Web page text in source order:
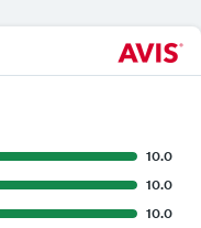
10.0
10.0
10.0